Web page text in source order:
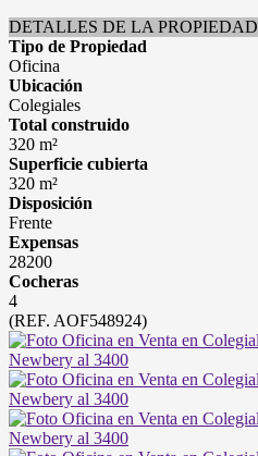
DETALLES DE LA PROPIEDAD
Tipo de Propiedad
Oficina
Ubicación
Colegiales
Total construido
320 m²
Superficie cubierta
320 m²
Disposición
Frente
Expensas
28200
Cocheras
4
(REF. AOF548924)